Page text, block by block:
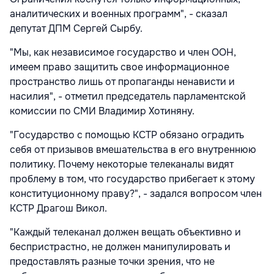
аналитических и военных программ", - сказал
депутат ДПМ Сергей Сырбу.
"Мы, как независимое государство и член ООН,
имеем право защитить свое информационное
пространство лишь от пропаганды ненависти и
насилия", - отметил председатель парламентской
комиссии по СМИ Владимир Хотиняну.
"Государство с помощью КСТР обязано оградить
себя от призывов вмешательства в его внутреннюю
политику. Почему некоторые телеканалы видят
проблему в том, что государство прибегает к этому
конституционному праву?", - задался вопросом член
КСТР Драгош Викол.
"Каждый телеканал должен вещать объективно и
беспристрастно, не должен манипулировать и
предоставлять разные точки зрения, что не